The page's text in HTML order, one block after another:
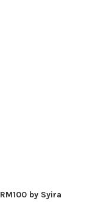
by Syira